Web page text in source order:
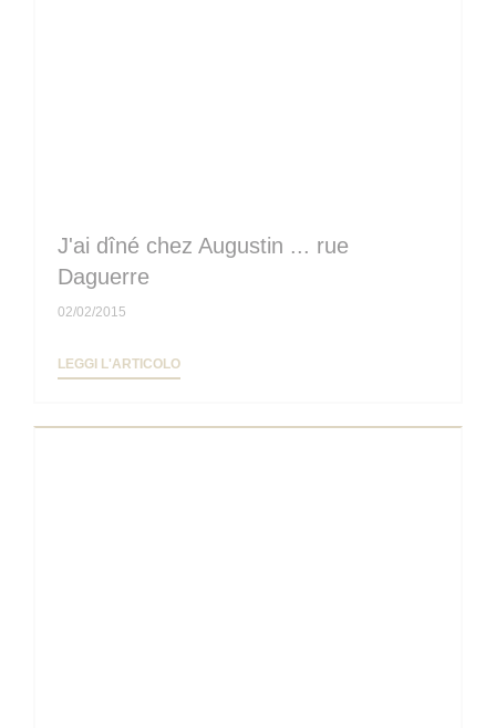
J'ai dîné chez Augustin ... rue
Daguerre
02/02/2015
LEGGI L'ARTICOLO((APRE UNA NUOVA FINESTRA))